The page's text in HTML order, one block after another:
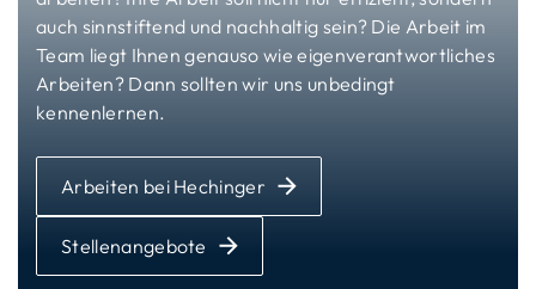
auch sinnstiftend und nachhaltig sein? Die Arbeit im
Team liegt Ihnen genauso wie eigenverantwortliches
Arbeiten? Dann sollten wir uns unbedingt
kennenlernen.
Arbeiten bei Hechinger
Stellenangebote